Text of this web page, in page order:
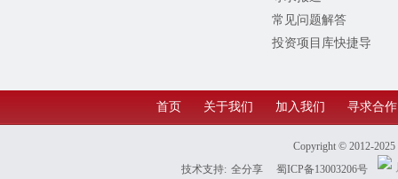
常见问题解答
投资项目库快捷导
首页 关于我们 加入我们 寻求合作
Copyright © 2012-2025
技术支持: 全分享 蜀ICP备13003206号